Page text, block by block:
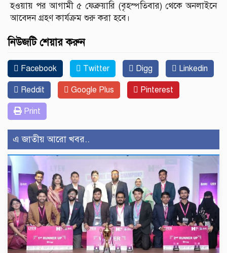
হওয়ায় পর আগামী ৫ ফেব্রুয়ারি (বৃহস্পতিবার) থেকে অনলাইনে
আবেদন গ্রহণ কার্যক্রম শুরু করা হবে।
নিউজটি শেয়ার করুন
Facebook Twitter Digg Linkedin
Reddit Google Plus Pinterest
Print
এ জাতীয় আরো খবর..